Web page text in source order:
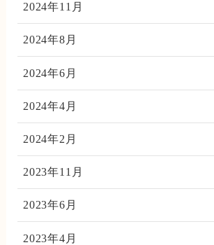
2024年11月
2024年8月
2024年6月
2024年4月
2024年2月
2023年11月
2023年6月
2023年4月